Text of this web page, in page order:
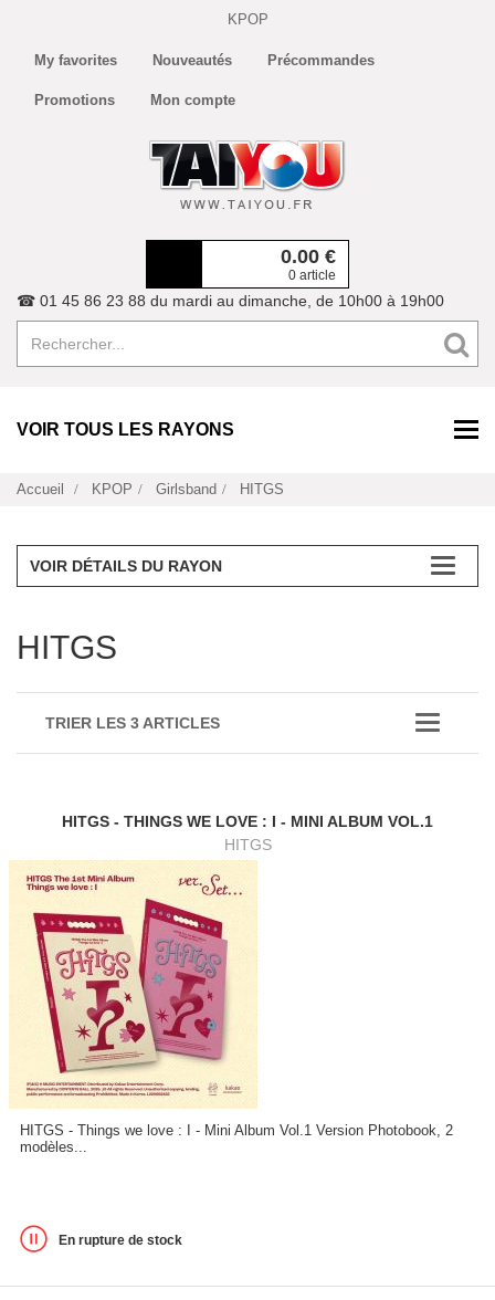
KPOP
My favorites Nouveautés Précommandes
Promotions Mon compte
0.00 €
0 article
☎ 01 45 86 23 88 du mardi au dimanche, de 10h00 à 19h00
VOIR TOUS LES RAYONS
Accueil KPOP Girlsband HITGS
VOIR DÉTAILS DU RAYON
HITGS
TRIER LES 3 ARTICLES
HITGS - THINGS WE LOVE : I - MINI ALBUM VOL.1
HITGS
HITGS - Things we love : I - Mini Album Vol.1 Version Photobook, 2
modèles...
En rupture de stock